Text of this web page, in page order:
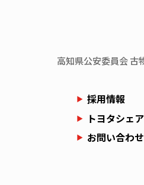
高知県公安委員会古
採用情報
トヨタシェ
お問い合わせ